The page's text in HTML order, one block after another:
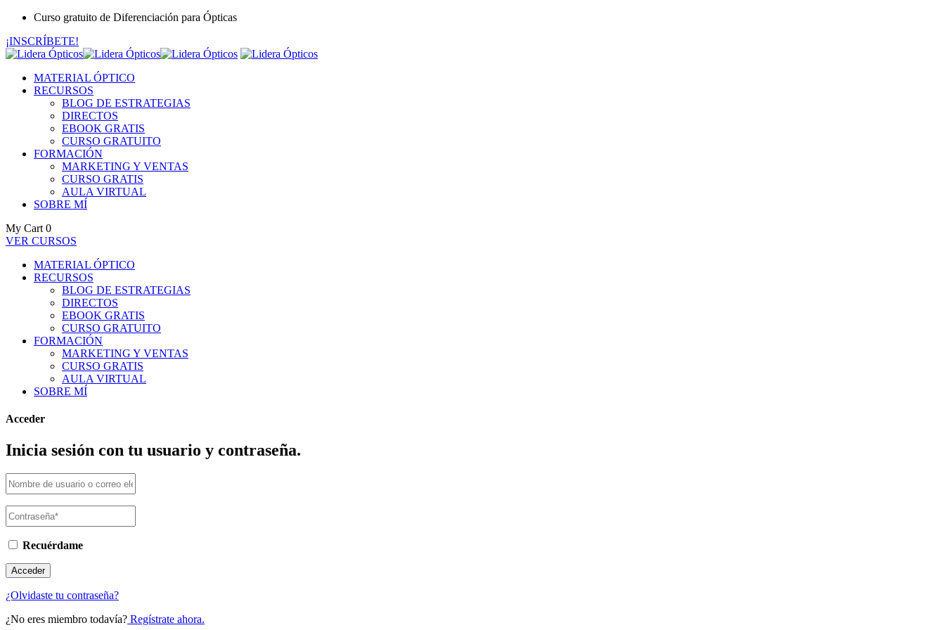
Curso gratuito de Diferenciación para Ópticas
¡INSCRÍBETE!
MATERIAL ÓPTICO
RECURSOS
BLOG DE ESTRATEGIAS
DIRECTOS
EBOOK GRATIS
CURSO GRATUITO
FORMACIÓN
MARKETING Y VENTAS
CURSO GRATIS
AULA VIRTUAL
SOBRE MÍ
My Cart 0
VER CURSOS
MATERIAL ÓPTICO
RECURSOS
BLOG DE ESTRATEGIAS
DIRECTOS
EBOOK GRATIS
CURSO GRATUITO
FORMACIÓN
MARKETING Y VENTAS
CURSO GRATIS
AULA VIRTUAL
SOBRE MÍ
Acceder
Inicia sesión con tu usuario y contraseña.
Recuérdame
¿Olvidaste tu contraseña?
¿No eres miembro todavía? Regístrate ahora.